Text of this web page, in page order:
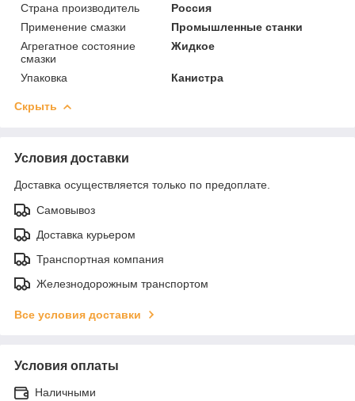
Страна производитель
Россия
Применение смазки
Промышленные станки
Агрегатное состояние
смазки
Жидкое
Упаковка Канистра
Скрыть
Условия доставки
Доставка осуществляется только по предоплате.
Самовывоз
Доставка курьером
Транспортная компания
Железнодорожным транспортом
Все условия доставки
Условия оплаты
Наличными